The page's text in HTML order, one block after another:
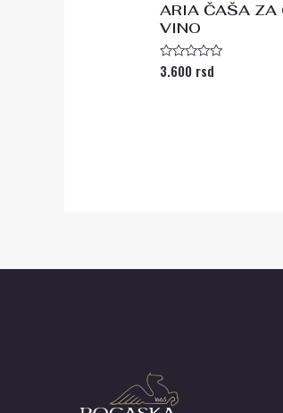
ARIA ČAŠA ZA
VINO
Ocenjeno
sa
3.600 rsd